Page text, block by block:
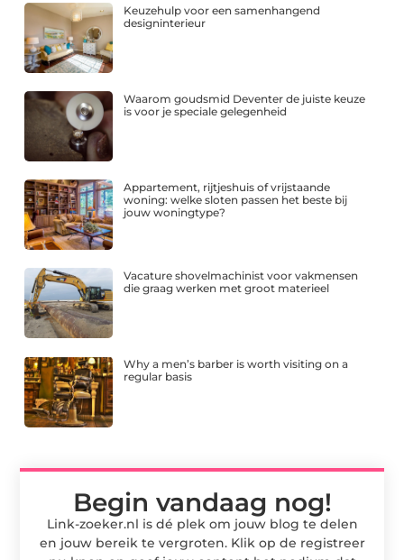
Keuzehulp voor een samenhangend
designinterieur
Waarom goudsmid Deventer de juiste keuze
is voor je speciale gelegenheid
Appartement, rijtjeshuis of vrijstaande
woning: welke sloten passen het beste bij
jouw woningtype?
Vacature shovelmachinist voor vakmensen
die graag werken met groot materieel
Why a men’s barber is worth visiting on a
regular basis
Begin vandaag nog!
Link-zoeker.nl is dé plek om jouw blog te delen
en jouw bereik te vergroten. Klik op de registreer